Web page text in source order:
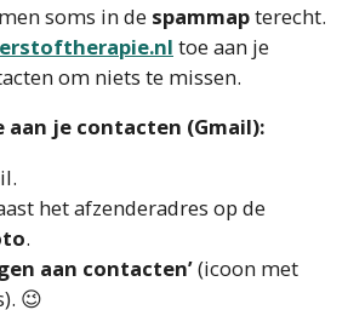
soms in de spammapterecht.
toe aan je
om niets te missen.
aan je contacten (Gmail):
het afzenderadres op de
.
aan contacten’(icoon met
😉